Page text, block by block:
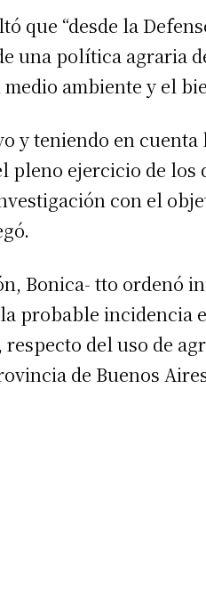
que “desde la
una política agraria
ambiente y el
y teniendo en
pleno ejercicio de los
con el
Bonica- tto ordenó
probable incidencia
respecto del uso de
de Buenos